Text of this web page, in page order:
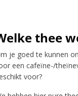
thee
je goed te kunnen
een cafeïne-/
voor?